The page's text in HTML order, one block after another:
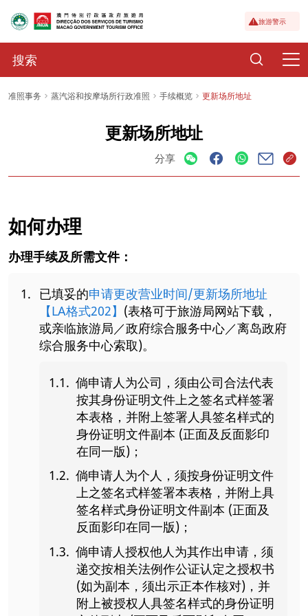
旅游警示
准照事务 蒸汽浴和按摩场所行政准照 手续概览 更新场所地址
更新场所地址
分享
如何办理
办理手续及所需文件：
已填妥的申请更改营业时间/更新场所地址
【LA格式202】 (表格可于旅游局网站下载，
或亲临旅游局／政府综合服务中心／离岛政府
综合服务中心索取)。
倘申请人为公司，须由公司合法代表
按其身份证明文件上之签名式样签署
本表格，并附上签署人具签名样式的
身份证明文件副本 (正面及反面影印
在同一版)；
倘申请人为个人，须按身份证明文件
上之签名式样签署本表格，并附上具
签名样式身份证明文件副本 (正面及
反面影印在同一版)；
倘申请人授权他人为其作出申请，须
递交按相关法例作公证认定之授权书
(如为副本，须出示正本作核对)，并
附上被授权人具签名样式的身份证明